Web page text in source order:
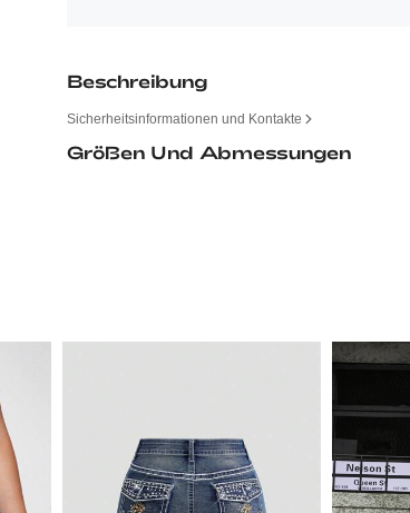
Beschreibung
Sicherheitsinformationen und Kontakte
Größen Und Abmessungen